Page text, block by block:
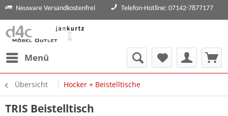
Neuware Versandkostenfrei Telefon-Hotline: 07142-7877177
Menü
Übersicht Hocker + Beistelltische
TRIS Beistelltisch